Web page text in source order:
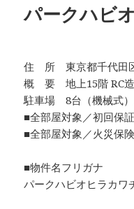
パークハビ
住 所 東京都千代田
概 要 地上15階 RC造
駐車場 8台（機械式）
■全部屋対象／初回保
■全部屋対象／火災保
■物件名フリガナ
パークハビオヒラカワ